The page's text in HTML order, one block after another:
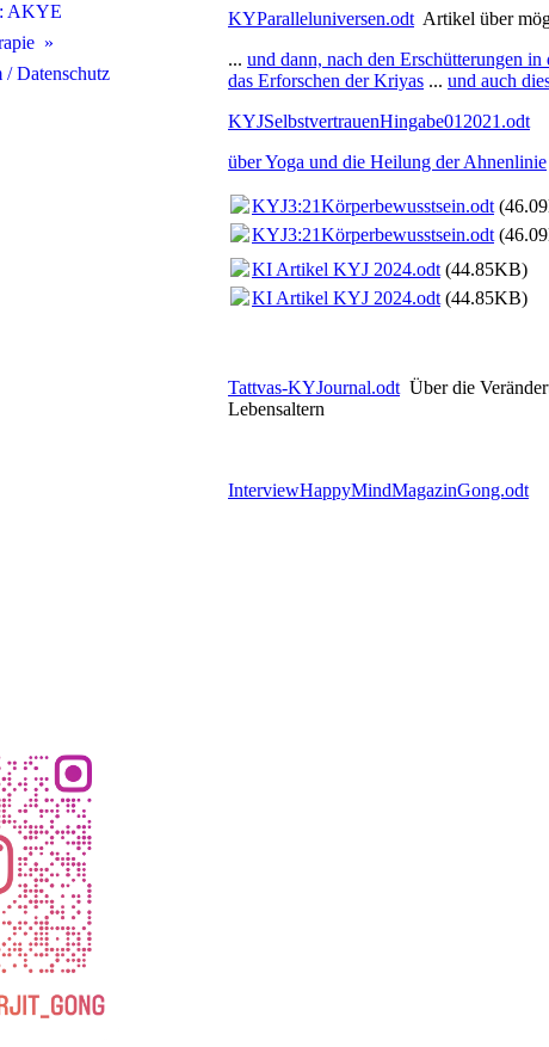
AKYE
/ Datenschutz
KYParalleluniversen.odt Artikel über
... und dann, nach den Erschütterungen
das Erforschen der Kriyas ... und auch
KYJSelbstvertrauenHingabe012021.odt
über Yoga und die Heilung der Ahnenlinie
KYJ3:21Körperbewusstsein.odt
KYJ3:21Körperbewusstsein.odt
KI Artikel KYJ 2024.odt (44.85KB)
KI Artikel KYJ 2024.odt (44.85KB)
Tattvas-KYJournal.odt Über die
Lebensaltern
InterviewHappyMindMagazinGong.odt